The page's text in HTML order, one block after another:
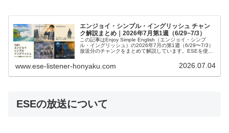
エンジョイ・シンプル・イングリッシュ チャン
ク解説まとめ｜2026年7月第1週（6/29~7/3）
この記事はEnjoy Simple English（エンジョイ・シンプ
ル・イングリッシュ）の2026年7月の第1週（6/29〜7/3）
放送分のチャンクをまとめて解説しています。ESEを使っ
英会話を習得したい方などの英語学習をサポートするため
に記事を作成しています。テキストで本文を確認したい方
www.ese-listener-honyaku.com 2026.07.04
ESEの放送について